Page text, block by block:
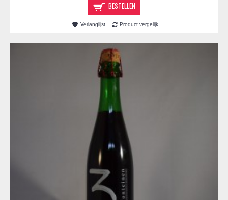
BESTELLEN
Verlanglijst Product vergelijk